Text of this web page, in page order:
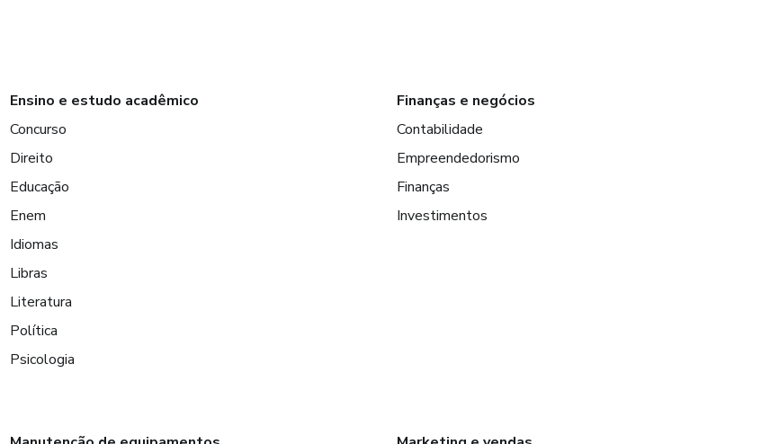
Ensino e estudo acadêmico
Concurso
Direito
Educação
Enem
Idiomas
Libras
Literatura
Política
Psicologia
Finanças e negócios
Contabilidade
Empreendedorismo
Finanças
Investimentos